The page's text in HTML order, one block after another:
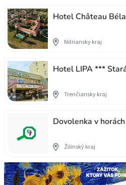
Hotel Château Béla
Nitriansky kraj
Hotel LIPA ***
Trenčiansky kraj
Dovolenka v horách
Žilinský kraj